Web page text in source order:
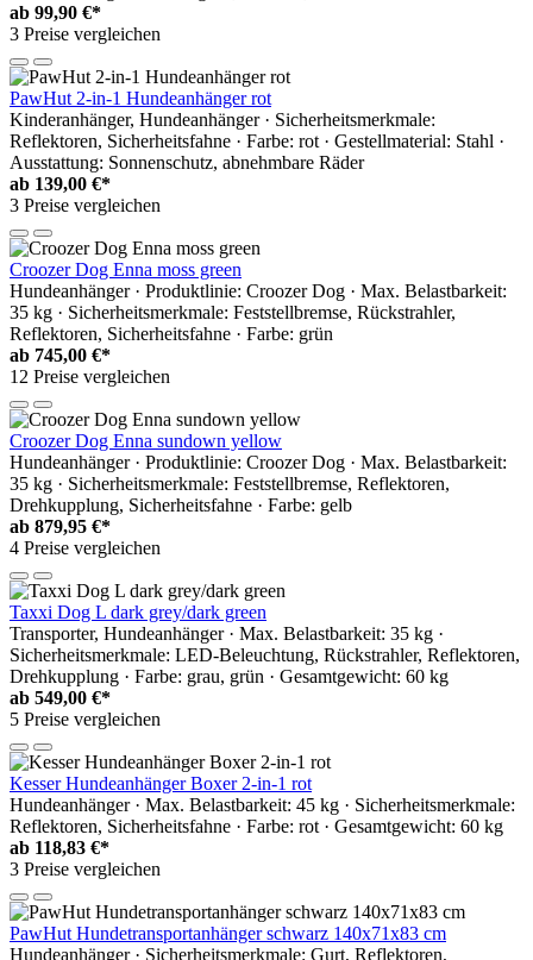
ab 99,90 €*
3 Preise vergleichen
PawHut 2-in-1 Hundeanhänger rot
Kinderanhänger, Hundeanhänger · Sicherheitsmerkmale:
Reflektoren, Sicherheitsfahne · Farbe: rot · Gestellmaterial: Stahl ·
Ausstattung: Sonnenschutz, abnehmbare Räder
ab 139,00 €*
3 Preise vergleichen
Croozer Dog Enna moss green
Hundeanhänger · Produktlinie: Croozer Dog · Max. Belastbarkeit:
35 kg · Sicherheitsmerkmale: Feststellbremse, Rückstrahler,
Reflektoren, Sicherheitsfahne · Farbe: grün
ab 745,00 €*
12 Preise vergleichen
Croozer Dog Enna sundown yellow
Hundeanhänger · Produktlinie: Croozer Dog · Max. Belastbarkeit:
35 kg · Sicherheitsmerkmale: Feststellbremse, Reflektoren,
Drehkupplung, Sicherheitsfahne · Farbe: gelb
ab 879,95 €*
4 Preise vergleichen
Taxxi Dog L dark grey/dark green
Transporter, Hundeanhänger · Max. Belastbarkeit: 35 kg ·
Sicherheitsmerkmale: LED-Beleuchtung, Rückstrahler, Reflektoren,
Drehkupplung · Farbe: grau, grün · Gesamtgewicht: 60 kg
ab 549,00 €*
5 Preise vergleichen
Kesser Hundeanhänger Boxer 2-in-1 rot
Hundeanhänger · Max. Belastbarkeit: 45 kg · Sicherheitsmerkmale:
Reflektoren, Sicherheitsfahne · Farbe: rot · Gesamtgewicht: 60 kg
ab 118,83 €*
3 Preise vergleichen
PawHut Hundetransportanhänger schwarz 140x71x83 cm
Hundeanhänger · Sicherheitsmerkmale: Gurt, Reflektoren,